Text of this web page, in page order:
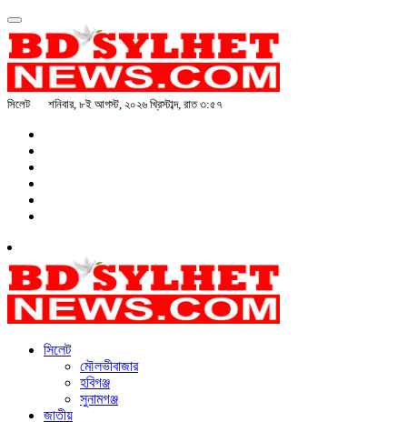
সিলেট শনিবার, ৮ই আগস্ট, ২০২৬ খ্রিস্টাব্দ, রাত ৩:৫৭
সিলেট
মৌলভীবাজার
হবিগঞ্জ
সুনামগঞ্জ
জাতীয়